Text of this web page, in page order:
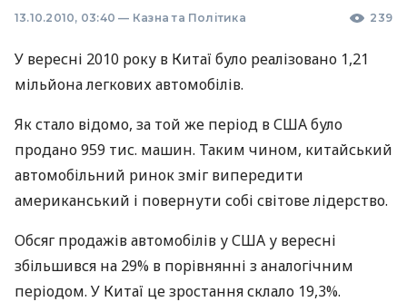
13.10.2010, 03:40 — Казна та Політика 239
У вересні 2010 року в Китаї було реалізовано 1,21
мільйона легкових автомобілів.
Як стало відомо, за той же період в США було
продано 959 тис. машин. Таким чином, китайський
автомобільний ринок зміг випередити
американський і повернути собі світове лідерство.
Обсяг продажів автомобілів у США у вересні
збільшився на 29% в порівнянні з аналогічним
періодом. У Китаї це зростання склало 19,3%.